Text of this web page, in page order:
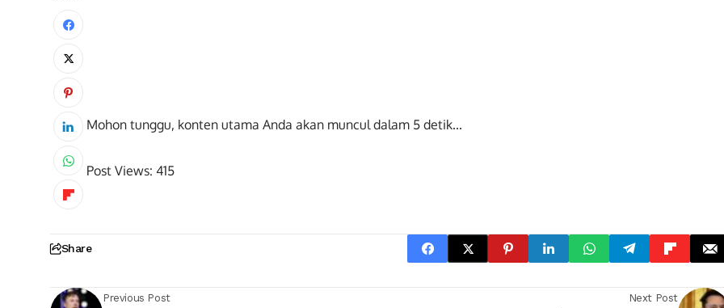
Mohon tunggu, konten utama Anda akan muncul dalam 5 detik...
Post Views: 415
Share
Previous Post Next Post